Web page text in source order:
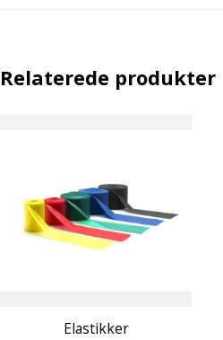
Relaterede produkter
Elastikker